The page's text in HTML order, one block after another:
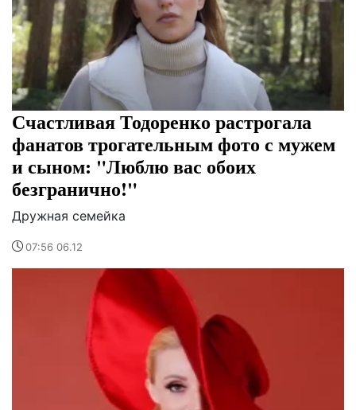
Счастливая Тодоренко растрогала
фанатов трогательным фото с мужем
и сыном: "Люблю вас обоих
безгранично!"
Дружная семейка
07:56 06.12